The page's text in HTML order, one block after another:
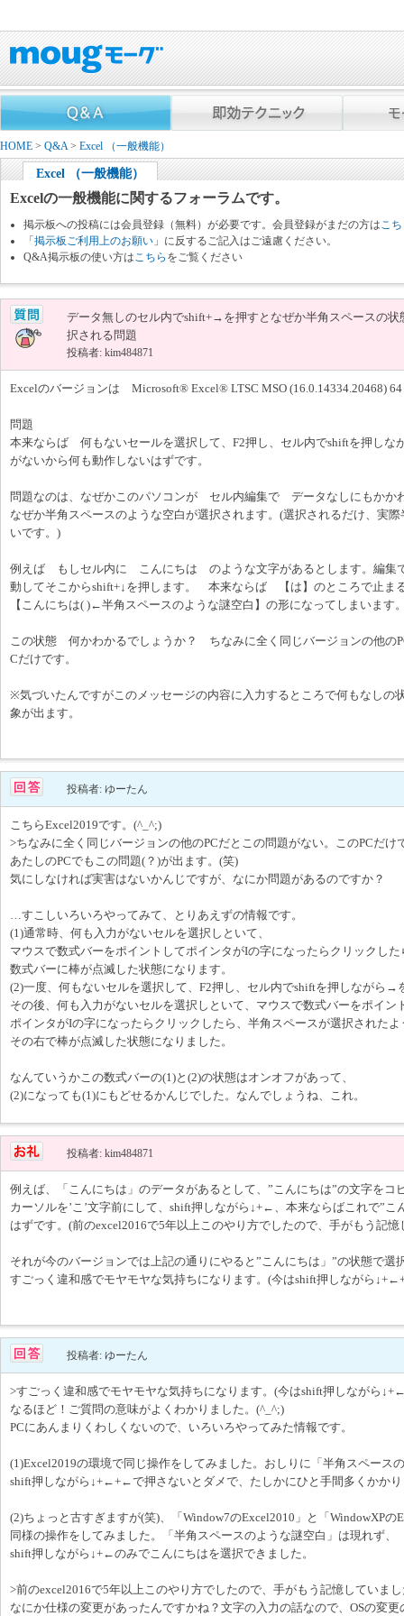
HOME > Q&A> Excel （一般機能）
Excel （一般機能）
Excelの一般機能に関するフォーラムです。
掲示板への投稿には会員登録（無料）が必要です。会員登録がまだの方は こ
「掲示板ご利用上のお願い 」に反するご記入はご遠慮ください。
Q&A掲示板の使い方は こちら をご覧ください
データ無しのセル内でshift+→を押すとなぜか半角スペースの状
択される問題
投稿者: kim484871
Excelのバージョンは Microsoft® Excel® LTSC MSO (16.0.14334.20468)
問題
本来ならば 何もないセールを選択して、F2押し、セル内でshiftを押しな
がないから何も動作しないはずです。
問題なのは、なぜかこのパソコンが セル内編集で データなしにもか
なぜか半角スペースのような空白が選択されます。(選択されるだけ、実
いです。)
例えば もしセル内に こんにちは のような文字があるとします。編集
動してそこからshift+↓を押します。 本来ならば 【は】のところで止
【こんにちは( )←半角スペースのような謎空白】の形になってしまいます
この状態 何かわかるでしょうか？ ちなみに全く同じバージョンの他の
Cだけです。
※気づいたんですがこのメッセージの内容に入力するところで何もなしの
象が出ます。
投稿者: ゆーたん
こちらExcel2019です。(^_^;)
>ちなみに全く同じバージョンの他のPCだとこの問題がない。このPCだけ
あたしのPCでもこの問題(？)が出ます。(笑)
気にしなければ実害はないかんじですが、なにか問題があるのですか？
…すこしいろいろやってみて、とりあえずの情報です。
(1)通常時、何も入力がないセルを選択しといて、
マウスで数式バーをポイントしてポインタがIの字になったらクリックした
数式バーに棒が点滅した状態になります。
(2)一度、何もないセルを選択して、F2押し、セル内でshiftを押しながら→
その後、何も入力がないセルを選択しといて、マウスで数式バーをポイン
ポインタがIの字になったらクリックしたら、半角スペースが選択された
その右で棒が点滅した状態になりました。
なんていうかこの数式バーの(1)と(2)の状態はオンオフがあって、
(2)になっても(1)にもどせるかんじでした。なんでしょうね、これ。
投稿者: kim484871
例えば、「こんにちは」のデータがあるとして、”こんにちは”の文字をコ
カーソルを’こ’文字前にして、shift押しながら↓+←、本来ならばこれで”こ
はずです。(前のexcel2016で5年以上このやり方でしたので、手がもう記憶
それが今のバージョンでは上記の通りにやると”こんにちは」”の状態で選
すごっく違和感でモヤモヤな気持ちになります。(今はshift押しながら
投稿者: ゆーたん
>すごっく違和感でモヤモヤな気持ちになります。(今はshift押しながら
なるほど！ご質問の意味がよくわかりました。(^_^;)
PCにあんまりくわしくないので、いろいろやってみた情報です。
(1)Excel2019の環境で同じ操作をしてみました。おしりに「半角スペース
shift押しながら↓+←+←で押さないとダメで、たしかにひと手間多くかか
(2)ちょっと古すぎますが(笑)、「Window7のExcel2010」と「WindowXPの
同様の操作をしてみました。「半角スペースのような謎空白」は現れず、
shift押しながら↓+←のみでこんにちはを選択できました。
>前のexcel2016で5年以上このやり方でしたので、手がもう記憶していま
なにか仕様の変更があったんですかね？文字の入力の話なので、OSの変更